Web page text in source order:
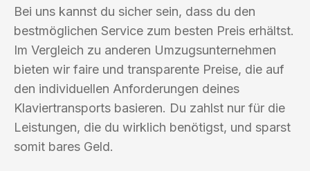
Bei uns kannst du sicher sein, dass du den
bestmöglichen Service zum besten Preis erhältst.
Im Vergleich zu anderen Umzugsunternehmen
bieten wir faire und transparente Preise, die auf
den individuellen Anforderungen deines
Klaviertransports basieren. Du zahlst nur für die
Leistungen, die du wirklich benötigst, und sparst
somit bares Geld.